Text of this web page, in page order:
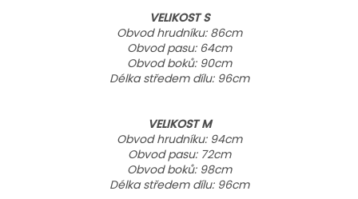
VELIKOST S
Obvod hrudníku: 86cm
Obvod pasu: 64cm
Obvod boků: 90cm
Délka středem dílu: 96cm
VELIKOST M
Obvod hrudníku: 94cm
Obvod pasu: 72cm
Obvod boků: 98cm
Délka středem dílu: 96cm